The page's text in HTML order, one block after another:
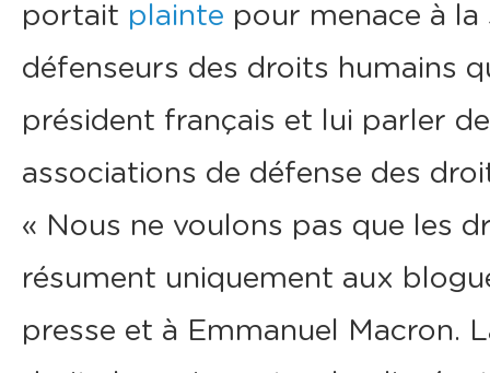
portait plainte pour menace à
défenseurs des droits humains
président français et lui parler
associations de défense des
« Nous ne voulons pas que les
résument uniquement aux
presse et à Emmanuel Macron.